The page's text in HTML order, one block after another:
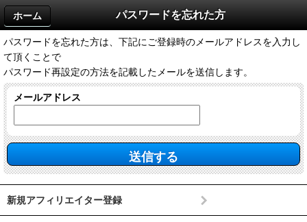
パスワードを忘れた方
ホーム
パスワードを忘れた方は、下記にご登録時のメールアドレスを入力し
て頂くことで
パスワード再設定の方法を記載したメールを送信します。
メールアドレス
新規アフィリエイター登録